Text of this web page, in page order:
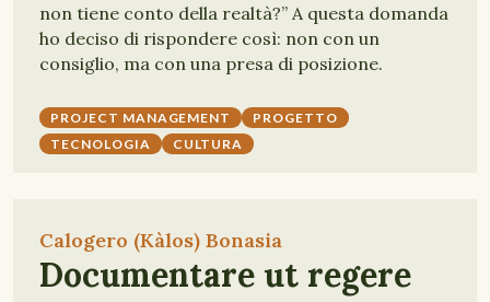
non tiene conto della realtà?” A questa domanda
ho deciso di rispondere così: non con un
consiglio, ma con una presa di posizione.
PROJECT MANAGEMENT
PROGETTO
TECNOLOGIA
CULTURA
Calogero (Kàlos) Bonasia
Documentare ut regere